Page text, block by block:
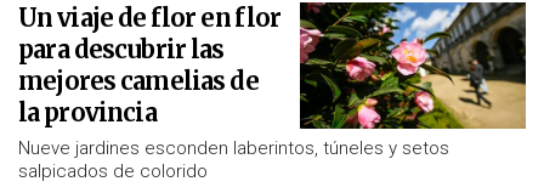
Un viaje de flor en flor
para descubrir las
mejores camelias de
la provincia
Nueve jardines esconden laberintos, túneles y setos
salpicados de colorido